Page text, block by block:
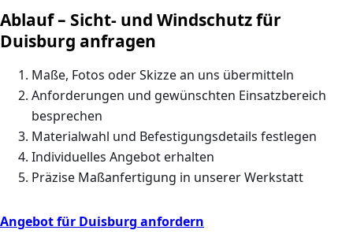
Ablauf – Sicht- und Windschutz für
Duisburg anfragen
Maße, Fotos oder Skizze an uns übermitteln
Anforderungen und gewünschten Einsatzbereich
besprechen
Materialwahl und Befestigungsdetails festlegen
Individuelles Angebot erhalten
Präzise Maßanfertigung in unserer Werkstatt
Angebot für Duisburg anfordern